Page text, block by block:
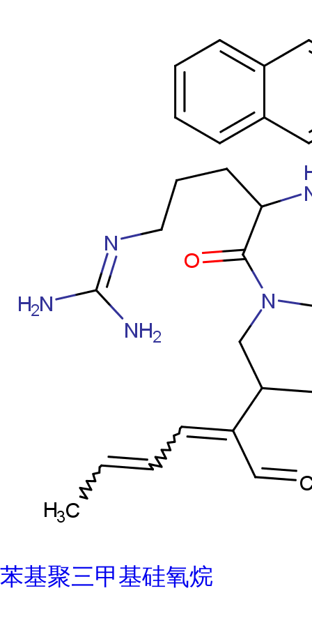
苯基聚三甲基硅氧烷